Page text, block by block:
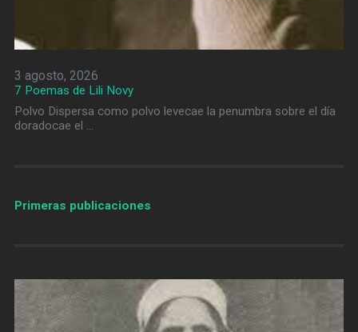
3 agosto, 2026
7 Poemas de Lili Novy
Polvo Dispersa como polvo levecae la penumbra sobre el día
doradocae el …
Primeras publicaciones